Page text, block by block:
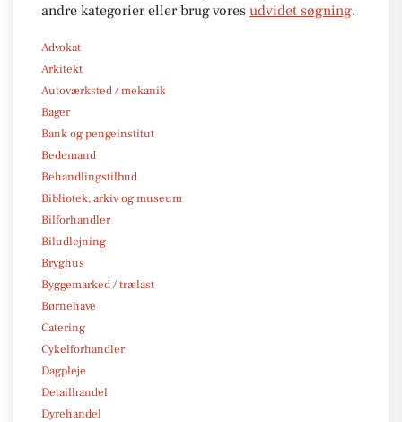
andre kategorier eller brug vores udvidet søgning.
Advokat
Arkitekt
Autoværksted / mekanik
Bager
Bank og pengeinstitut
Bedemand
Behandlingstilbud
Bibliotek, arkiv og museum
Bilforhandler
Biludlejning
Bryghus
Byggemarked / trælast
Børnehave
Catering
Cykelforhandler
Dagpleje
Detailhandel
Dyrehandel